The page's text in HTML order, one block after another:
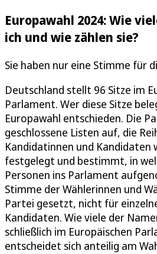
Europawahl 2024: Wie
ich und wie zählen sie?
Sie haben nur eine Stimme für
Deutschland stellt 96 Sitze im
Parlament. Wer diese Sitze
Europawahl entschieden. Die
geschlossene Listen auf, die
Kandidatinnen und Kandidaten
festgelegt und bestimmt, in
Personen ins Parlament
Stimme der Wählerinnen und
Partei gesetzt, nicht für
Kandidaten. Wie viele der
schließlich im Europäischen
entscheidet sich anteilig am